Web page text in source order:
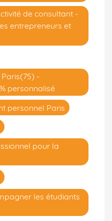
de consultant -
entrepreneurs et
-
personnalisé
personnel Paris
pour la
les étudiants